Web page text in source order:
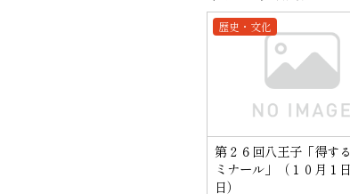
歴史・文化
第２６回八王子「得す
ミナール」（１０月１
日）